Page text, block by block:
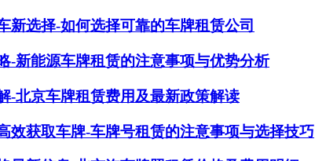
新选择-如何选择可靠的车牌租赁公司
-新能源车牌租赁的注意事项与优势分析
-北京车牌租赁费用及最新政策解读
效获取车牌-车牌号租赁的注意事项与选择技巧